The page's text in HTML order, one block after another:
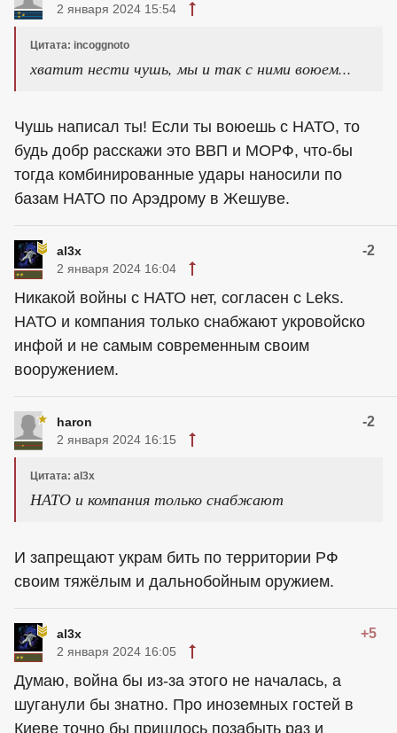
2 января 2024 15:54
Цитата: incoggnoto
хватит нести чушь, мы и так с ними воюем...
Чушь написал ты! Если ты воюешь с НАТО, то
будь добр расскажи это ВВП и МОРФ, что-бы
тогда комбинированные удары наносили по
базам НАТО по Арэдрому в Жешуве.
al3x -2
2 января 2024 16:04
Никакой войны с НАТО нет, согласен с Leks.
НАТО и компания только снабжают укровойско
инфой и не самым современным своим
вооружением.
haron -2
2 января 2024 16:15
Цитата: al3x
НАТО и компания только снабжают
И запрещают украм бить по территории РФ
своим тяжёлым и дальнобойным оружием.
al3x +5
2 января 2024 16:05
Думаю, война бы из-за этого не началась, а
шуганули бы знатно. Про иноземных гостей в
Киеве точно бы пришлось позабыть раз и